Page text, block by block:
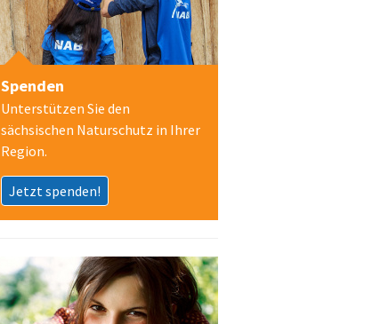
Spenden
Unterstützen Sie den
sächsischen Naturschutz in Ihrer
Region.
Jetzt spenden!